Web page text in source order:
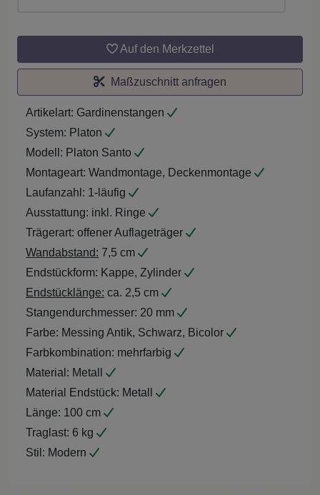
Auf den Merkzettel
Maßzuschnitt anfragen
Artikelart: Gardinenstangen
System: Platon
Modell: Platon Santo
Montageart: Wandmontage, Deckenmontage
Laufanzahl: 1-läufig
Ausstattung: inkl. Ringe
Trägerart: offener Auflageträger
Wandabstand: 7,5 cm
Endstückform: Kappe, Zylinder
Endstücklänge: ca. 2,5 cm
Stangendurchmesser: 20 mm
Farbe: Messing Antik, Schwarz, Bicolor
Farbkombination: mehrfarbig
Material: Metall
Material Endstück: Metall
Länge: 100 cm
Traglast: 6 kg
Stil: Modern